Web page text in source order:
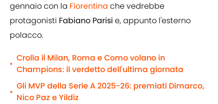
gennaio con la Fiorentina che vedrebbe
protagonisti Fabiano Parisi e, appunto l'esterno
polacco.
•
Crolla il Milan, Roma e Como volano in
Champions: il verdetto dell'ultima giornata
•
Gli MVP della Serie A 2025-26: premiati Dimarco,
Nico Paz e Yildiz